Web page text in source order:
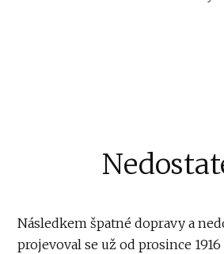
Následkem špatné dopravy a
projevoval se už od prosince 1916